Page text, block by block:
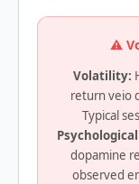
⚠️
Volatility:
return veio
Typical
dopamine
observed